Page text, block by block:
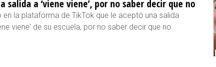
salida a ‘viene viene’, por no saber decir que no
en la plataforma de TikTok que le aceptó una salida
viene' de su escuela, por no saber decir que no.